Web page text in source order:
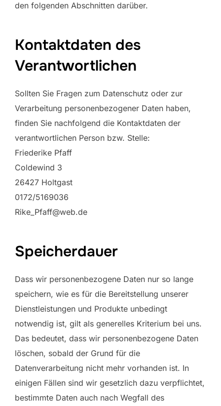
den folgenden Abschnitten darüber.
Kontaktdaten des
Verantwortlichen
Sollten Sie Fragen zum Datenschutz oder zur
Verarbeitung personenbezogener Daten haben,
finden Sie nachfolgend die Kontaktdaten der
verantwortlichen Person bzw. Stelle:
Friederike Pfaff
Coldewind 3
26427 Holtgast
0172/5169036
Rike_Pfaff@web.de
Speicherdauer
Dass wir personenbezogene Daten nur so lange
speichern, wie es für die Bereitstellung unserer
Dienstleistungen und Produkte unbedingt
notwendig ist, gilt als generelles Kriterium bei uns.
Das bedeutet, dass wir personenbezogene Daten
löschen, sobald der Grund für die
Datenverarbeitung nicht mehr vorhanden ist. In
einigen Fällen sind wir gesetzlich dazu verpflichtet,
bestimmte Daten auch nach Wegfall des